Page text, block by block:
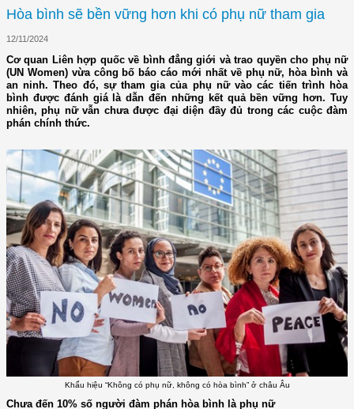
Hòa bình sẽ bền vững hơn khi có phụ nữ tham gia
12/11/2024
Cơ quan Liên hợp quốc về bình đẳng giới và trao quyền cho phụ nữ
(UN Women) vừa công bố báo cáo mới nhất về phụ nữ, hòa bình và
an ninh. Theo đó, sự tham gia của phụ nữ vào các tiến trình hòa
bình được đánh giá là dẫn đến những kết quả bền vững hơn. Tuy
nhiên, phụ nữ vẫn chưa được đại diện đầy đủ trong các cuộc đàm
phán chính thức.
Khẩu hiệu “Không có phụ nữ, không có hòa bình” ở châu Âu
Chưa đến 10% số người đàm phán hòa bình là phụ nữ